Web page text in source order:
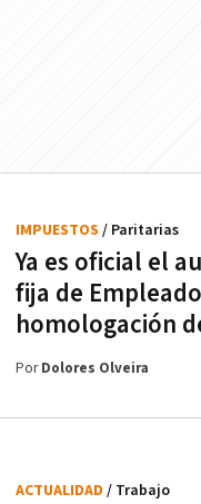
Ya es oficial el
fija de
homologación
IMPUESTOS / Paritarias
PorDolores Olveira
ACTUALIDAD / Trabajo